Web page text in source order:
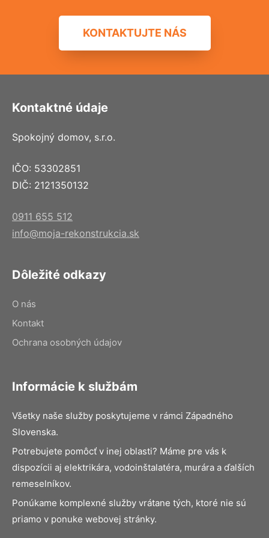
KONTAKTUJTE NÁS
Kontaktné údaje
Spokojný domov, s.r.o.
IČO: 53302851
DIČ: 2121350132
0911 655 512
info@moja-rekonstrukcia.sk
Dôležité odkazy
O nás
Kontakt
Ochrana osobných údajov
Informácie k službám
Všetky naše služby poskytujeme v rámci Západného
Slovenska.
Potrebujete pomôcť v inej oblasti? Máme pre vás k
dispozícii aj elektrikára, vodoinštalatéra, murára a ďalších
remeselníkov.
Ponúkame komplexné služby vrátane tých, ktoré nie sú
priamo v ponuke webovej stránky.